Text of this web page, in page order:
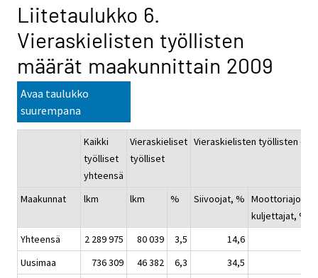
Liitetaulukko 6.
Vieraskielisten työllisten
määrät maakunnittain 2009
Avaa taulukko
suurempana
Kaikki
työlliset
yhteensä
Vieraskieliset
työlliset
Vieraskielisten työllisten
Maakunnat lkm lkm % Siivoojat, %
kuljettajat, %
Yhteensä
2 289 975 80 039 3,5
14,6
Uusimaa
736 309 46 382 6,3
34,5